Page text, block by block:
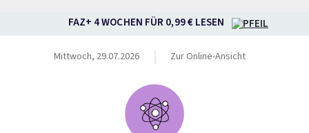
FAZ+ 4 WOCHEN FÜR 0,99 € LESEN
Mittwoch, 29.07.2026 | Zur Online-Ansicht